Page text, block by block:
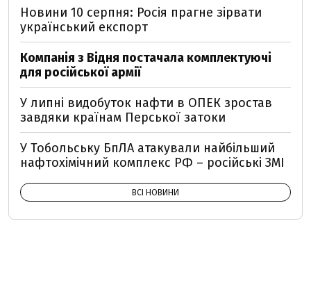
Новини 10 серпня: Росія прагне зірвати
український експорт
Компанія з Відня постачала комплектуючі
для російської армії
У липні видобуток нафти в ОПЕК зростав
завдяки країнам Перської затоки
У Тобольську БпЛА атакували найбільший
нафтохімічний комплекс РФ – російські ЗМІ
ВСІ НОВИНИ